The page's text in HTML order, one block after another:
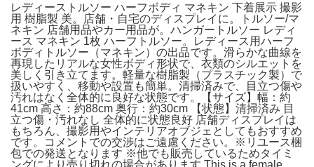
レディーストルソー ハーフボディ マネキン 下着展示 撮影
用 樹脂製 美。店舗・自宅のディスプレイに。トルソー/マ
ネキン 店舗用品やカー用品が。ハンガートルソー レディ
ース マネキン 1枚 ハーフトルソー。レディース用ハーフ
ボディトルソー（マネキン）の出品です。滑らかな曲線を
再現したリアルな女性ボディ形状で、衣類のシルエットを
美しく引き立てます。軽量な樹脂製（プラスチック製）で
扱いやすく、移動や設置も簡単。清掃済みで、目立つ傷や
汚れはなく全体的に良好な状態です。【サイズ】幅：約
41cm 高さ：約88cm 奥行：約30cm 【状態】清掃済み 目
立つ傷・汚れなし 全体的に状態良好 店舗ディスプレイは
もちろん、撮影用やインテリアオブジェとしてもおすすめ
です。コメントでの交渉はご遠慮ください。※リユース梱
包での発送となります ※他でも販売しているためタイミ
ングにより売り切れの場合があります This is a female